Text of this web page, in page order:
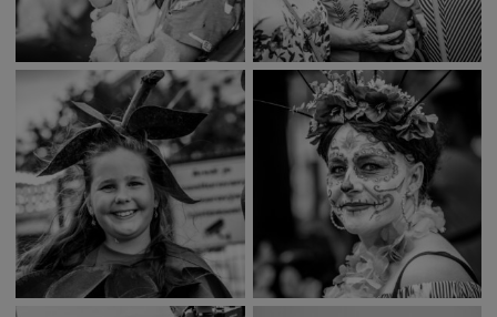
Cyklomesto
Rekonštrukcia
História
Turizmus
Slnečné jazerá
Zdravotníctvo
Dobrovoľníctvo
Rady a tipy
Benefícia